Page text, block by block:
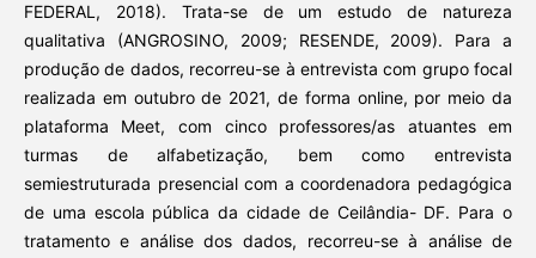
FEDERAL, 2018). Trata-se de um estudo de natureza
qualitativa (ANGROSINO, 2009; RESENDE, 2009). Para a
produção de dados, recorreu-se à entrevista com grupo focal
realizada em outubro de 2021, de forma online, por meio da
plataforma Meet, com cinco professores/as atuantes em
turmas de alfabetização, bem como entrevista
semiestruturada presencial com a coordenadora pedagógica
de uma escola pública da cidade de Ceilândia- DF. Para o
tratamento e análise dos dados, recorreu-se à análise de